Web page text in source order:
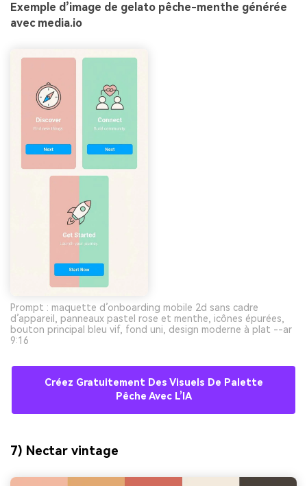
Exemple d’image de gelato pêche-menthe générée
avec media.io
Prompt : maquette d’onboarding mobile 2d sans cadre
d’appareil, panneaux pastel rose et menthe, icônes épurées,
bouton principal bleu vif, fond uni, design moderne à plat --ar
9:16
Créez Gratuitement Des Visuels De Palette
Pêche Avec L’IA
7) Nectar vintage